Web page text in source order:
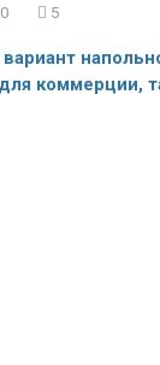
0
5
коммерции,